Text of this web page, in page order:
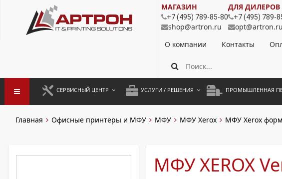
МАГАЗИН
+7 (495) 789-85-80
shop@artron.ru
ДЛЯ ДИЛЕРОВ
+7 (495) 789-
opt@artron.ru
О компании
Контакты
СЕРВИСНЫЙ ЦЕНТР УСЛУГИ / РЕШЕНИЯ ПРОМЫШЛЕННАЯ
Главная Офисные принтеры и МФУ МФУ МФУ Xerox МФУ Xerox
МФУ XEROX